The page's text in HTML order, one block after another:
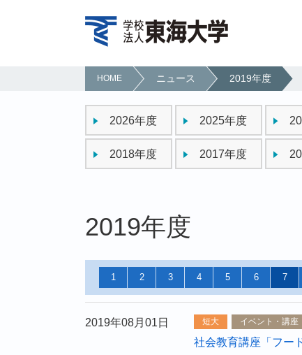
HOME ニュース 2019年度
2026年度 2025年度
2018年度 2017年度
2019年度
1 2 3 4 5 6 7
2019年08月01日 短大 イベント・講座
社会教育講座「フー